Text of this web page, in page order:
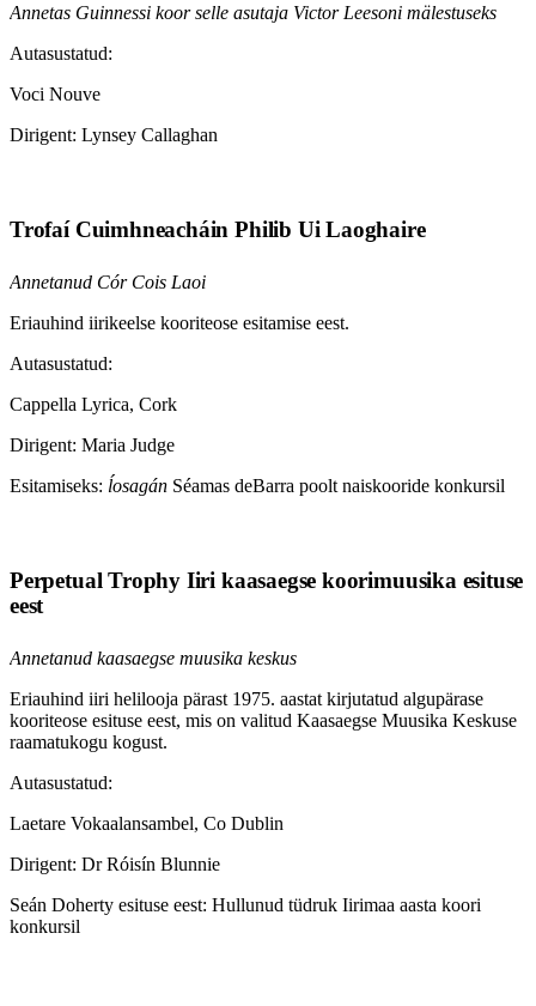
Annetas Guinnessi koor selle asutaja Victor Leesoni mälestuseks
Autasustatud:
Voci Nouve
Dirigent: Lynsey Callaghan
Trofaí Cuimhneacháin Philib Ui Laoghaire
Annetanud Cór Cois Laoi
Eriauhind iirikeelse kooriteose esitamise eest.
Autasustatud:
Cappella Lyrica, Cork
Dirigent: Maria Judge
Esitamiseks: ĺosagán Séamas deBarra poolt naiskooride konkursil
Perpetual Trophy Iiri kaasaegse koorimuusika esituse
eest
Annetanud kaasaegse muusika keskus
Eriauhind iiri helilooja pärast 1975. aastat kirjutatud algupärase
kooriteose esituse eest, mis on valitud Kaasaegse Muusika Keskuse
raamatukogu kogust.
Autasustatud:
Laetare Vokaalansambel, Co Dublin
Dirigent: Dr Róisín Blunnie
Seán Doherty esituse eest: Hullunud tüdruk Iirimaa aasta koori
konkursil